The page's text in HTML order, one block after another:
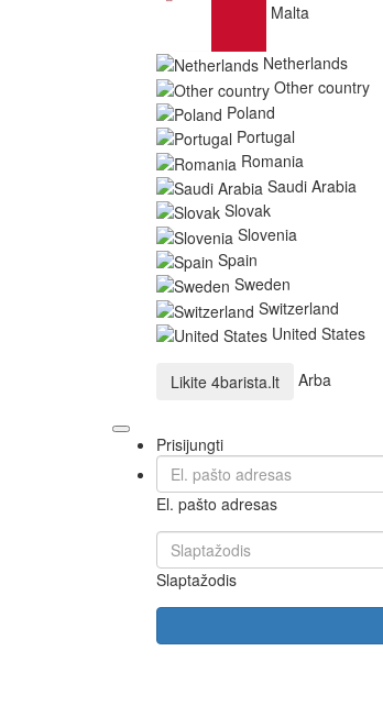
Malta
Netherlands
Other country
Poland
Portugal
Romania
Saudi Arabia
Slovak
Slovenia
Spain
Sweden
Switzerland
United States
Likite 4barista.lt Arba
Prisijungti
El. pašto adresas
Slaptažodis